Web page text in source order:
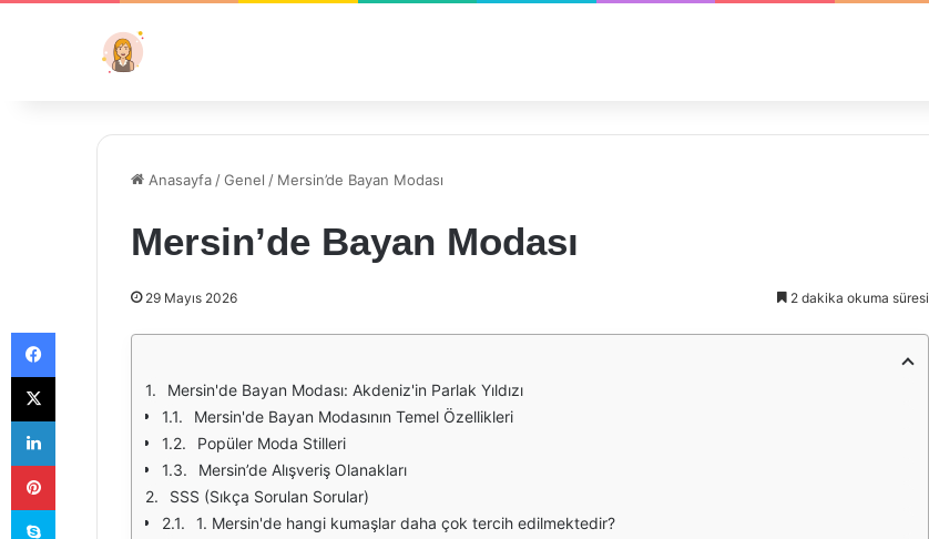
Anasayfa /Genel / Mersin’de Bayan Modası
Mersin’de Bayan Modası
29 Mayıs 2026 2 dakika okuma süresi
Mersin'de Bayan Modası: Akdeniz'in Parlak Yıldızı
Mersin'de Bayan Modasının Temel Özellikleri
Popüler Moda Stilleri
Mersin’de Alışveriş Olanakları
SSS (Sıkça Sorulan Sorular)
1. Mersin'de hangi kumaşlar daha çok tercih edilmektedir?
Facebook
X
LinkedIn
Pinterest
Skype